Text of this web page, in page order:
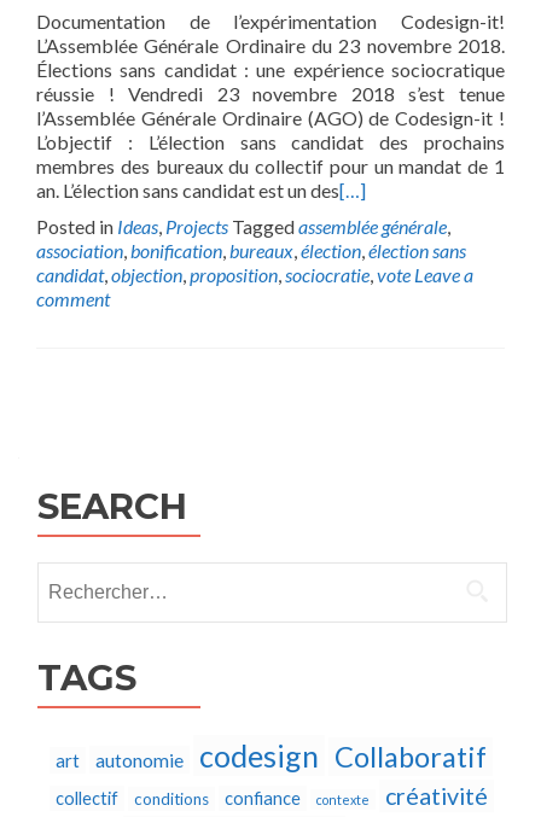
Documentation de l’expérimentation Codesign-it!
L’Assemblée Générale Ordinaire du 23 novembre 2018.
Élections sans candidat : une expérience sociocratique
réussie ! Vendredi 23 novembre 2018 s’est tenue
l’Assemblée Générale Ordinaire (AGO) de Codesign-it !
L’objectif : L’élection sans candidat des prochains
membres des bureaux du collectif pour un mandat de 1
an. L’élection sans candidat est un des[…]
Posted in Ideas, Projects Taggedassemblée générale,
association,bonification,bureaux,élection,élection sans
candidat,objection,proposition,sociocratie,vote Leave a
comment
SEARCH
TAGS
art autonomie codesign Collaboratif
collectif conditions confiance contexte créativité